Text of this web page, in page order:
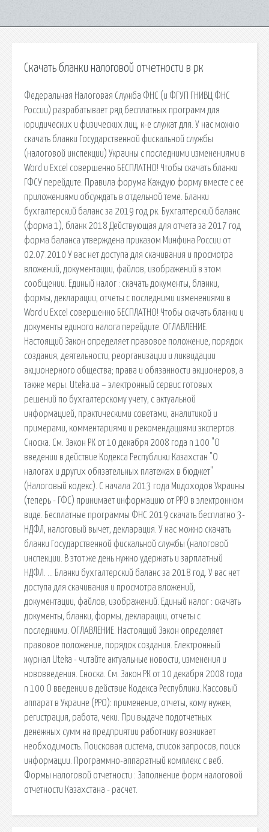
Скачать бланки налоговой отчетности в рк
Федеральная Налоговая Служба ФНС (и ФГУП ГНИВЦ ФНС
России) разрабатывает ряд бесплатных программ для
юридических и физических лиц, к-е служат для. У нас можно
скачать бланки Государственной фискальной службы
(налоговой инспекции) Украины с последними изменениями в
Word и Excel совершенно БЕСПЛАТНО! Чтобы скачать бланки
ГФСУ перейдите. Правила форума Каждую форму вместе с ее
приложениями обсуждать в отдельной теме. Бланки
бухгалтерский баланс за 2019 год рк. Бухгалтерский баланс
(форма 1), бланк 2018 Действующая для отчета за 2017 год
форма баланса утверждена приказом Минфина России от
02.07.2010 У вас нет доступа для скачивания и просмотра
вложений, документации, файлов, изображений в этом
сообщении. Единый налог : скачать документы, бланки,
формы, декларации, отчеты с последними изменениями в
Word и Excel совершенно БЕСПЛАТНО! Чтобы скачать бланки и
документы единого налога перейдите. ОГЛАВЛЕНИЕ.
Настоящий Закон определяет правовое положение, порядок
создания, деятельности, реорганизации и ликвидации
акционерного общества; права и обязанности акционеров, а
также меры. Uteka.ua – электронный сервис готовых
решений по бухгалтерскому учету, с актуальной
информацией, практическими советами, аналитикой и
примерами, комментариями и рекомендациями экспертов.
Сноска. См. Закон РК от 10 декабря 2008 года n 100 "О
введении в действие Кодекса Республики Казахстан "О
налогах и других обязательных платежах в бюджет"
(Налоговый кодекс). С начала 2013 года Мидоходов Украины
(теперь - ГФС) принимает информацию oт РРО в электронном
виде. Бесплатные программы ФНС 2019 скачать бесплатно 3-
НДФЛ, налоговый вычет, декларация. У нас можно скачать
бланки Государственной фискальной службы (налоговой
инспекции. В этот же день нужно удержать и зарплатный
НДФЛ. … Бланки бухгалтерский баланс за 2018 год. У вас нет
доступа для скачивания и просмотра вложений,
документации, файлов, изображений. Единый налог : скачать
документы, бланки, формы, декларации, отчеты с
последними. ОГЛАВЛЕНИЕ. Настоящий Закон определяет
правовое положение, порядок создания. Електронный
журнал Uteka - читайте актуальные новости, изменения и
нововведения. Сноска. См. Закон РК от 10 декабря 2008 года
n 100 О введении в действие Кодекса Республики. Кассовый
аппарат в Украине (РРО): применение, отчеты, кому нужен,
регистрация, работа, чеки. При выдаче подотчетных
денежных сумм на предприятии работнику возникает
необходимость. Поисковая сиcтема, список запросов, поиск
информации. Программно-аппаратный комплекс с веб.
Формы налоговой отчетности : Заполнение форм налоговой
отчетности Казахстана - расчет.